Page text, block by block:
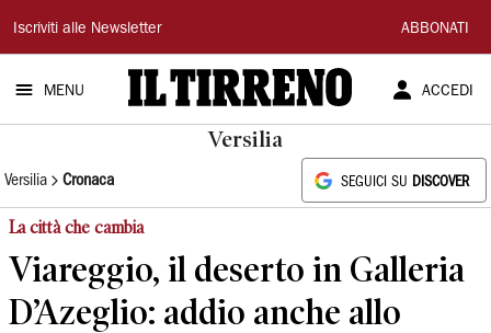
Il
Tirreno
Iscriviti alle Newsletter ABBONATI
MENU ACCEDI
Versilia
Versilia Cronaca SEGUICI SU DISCOVER
La città che cambia
Viareggio, il deserto in Galleria
D’Azeglio: addio anche allo